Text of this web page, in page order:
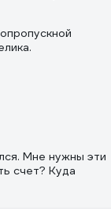
Мне нужны эти